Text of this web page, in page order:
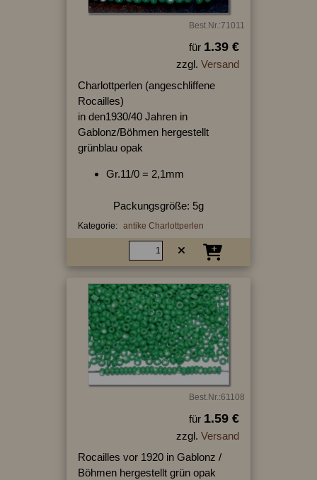
Best.Nr.:71011
für 1.39 €
zzgl. Versand
Charlottperlen (angeschliffene
Rocailles)
in den1930/40 Jahren in
Gablonz/Böhmen hergestellt
grünblau opak
Gr.11/0 = 2,1mm
Packungsgröße: 5g
Kategorie: antike Charlottperlen
Best.Nr.:61108
für 1.59 €
zzgl. Versand
Rocailles vor 1920 in Gablonz /
Böhmen hergestellt grün opak